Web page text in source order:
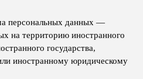
персональных данных —
на территорию иностранного
государства,
иностранному юридическому